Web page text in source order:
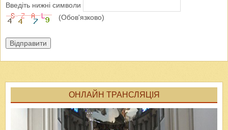
Введіть нижні символи
(Обов'язково)
Відправити
ОНЛАЙН ТРАНСЛЯЦІЯ